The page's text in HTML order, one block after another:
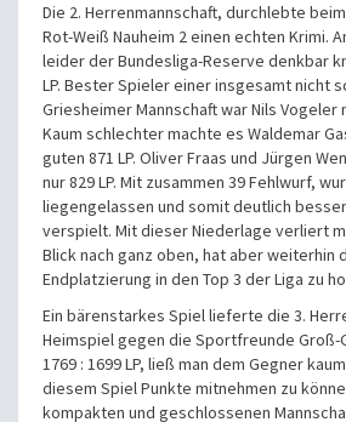
Die 2. Herrenmannschaft, durchlebte
Rot-Weiß Nauheim 2 einen echten Krimi.
leider der Bundesliga-Reserve denkbar
LP. Bester Spieler einer insgesamt nicht
Griesheimer Mannschaft war Nils Vogeler
Kaum schlechter machte es Waldemar
guten 871 LP. Oliver Fraas und Jürgen
nur 829 LP. Mit zusammen 39 Fehlwurf,
liegengelassen und somit deutlich
verspielt. Mit dieser Niederlage verliert
Blick nach ganz oben, hat aber weiterhin
Endplatzierung in den Top 3 der Liga zu
Ein bärenstarkes Spiel lieferte die 3.
Heimspiel gegen die Sportfreunde Groß-
1769 : 1699 LP, ließ man dem Gegner
diesem Spiel Punkte mitnehmen zu
kompakten und geschlossenen